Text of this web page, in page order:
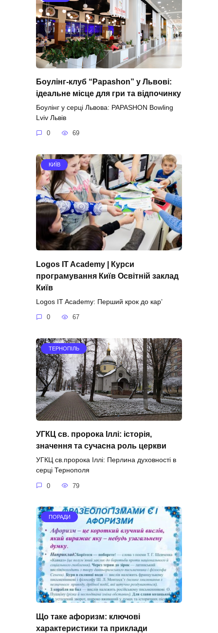
Боулінг-клуб “Papashon” у Львові:
ідеальне місце для гри та відпочинку
Боулінг у серці Львова: PAPASHON Bowling
Lviv Львів
0 69
КИЇВ
Logos IT Academy | Курси
програмування Київ Освітній заклад
Київ
Logos IT Academy: Перший крок до кар’
0 67
ТЕРНОПІЛЬ
УГКЦ св. пророка Іллі: історія,
значення та сучасна роль церкви
УГКЦ св.пророка Іллі: Перлина духовності в
серці Тернополя
0 79
ПОРАДИ
Що таке афоризм: ключові
характеристики та приклади